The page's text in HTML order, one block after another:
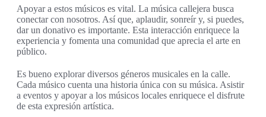
Apoyar a estos músicos es vital. La música callejera busca
conectar con nosotros. Así que, aplaudir, sonreír y, si puedes,
dar un donativo es importante. Esta interacción enriquece la
experiencia y fomenta una comunidad que aprecia el arte en
público.
Es bueno explorar diversos géneros musicales en la calle.
Cada músico cuenta una historia única con su música. Asistir
a eventos y apoyar a los músicos locales enriquece el disfrute
de esta expresión artística.